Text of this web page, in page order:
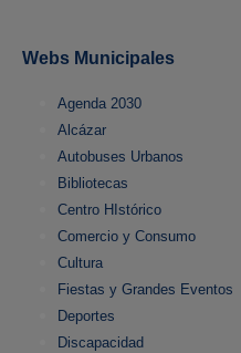
Webs Municipales
Agenda 2030
Alcázar
Autobuses Urbanos
Bibliotecas
Centro HIstórico
Comercio y Consumo
Cultura
Fiestas y Grandes Eventos
Deportes
Discapacidad